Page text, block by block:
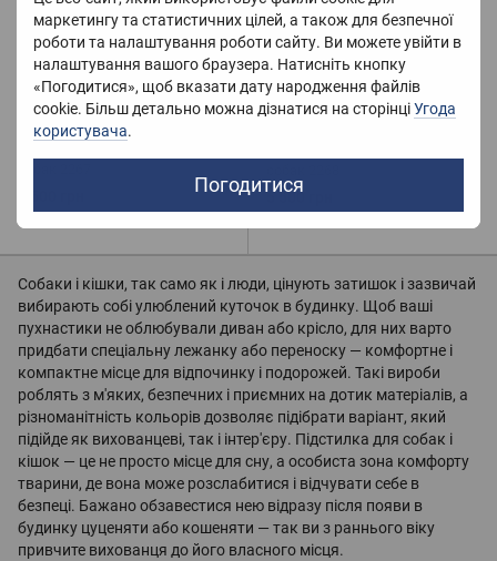
маркетингу та статистичних цілей, а також для безпечної
роботи та налаштування роботи сайту. Ви можете увійти в
налаштування вашого браузера. Натисніть кнопку
«Погодитися», щоб вказати дату народження файлів
cookie. Більш детально можна дізнатися на сторінціУгода
користувача.
Погодитися
Немає в наявності
5 500 грн
Собаки і кішки, так само як і люди, цінують затишок і зазвичай
вибирають собі улюблений куточок в будинку. Щоб ваші
пухнастики не облюбували диван або крісло, для них варто
придбати спеціальну лежанку або переноску — комфортне і
компактне місце для відпочинку і подорожей. Такі вироби
роблять з м'яких, безпечних і приємних на дотик матеріалів, а
різноманітність кольорів дозволяє підібрати варіант, який
підійде як вихованцеві, так і інтер'єру. Підстилка для собак і
кішок — це не просто місце для сну, а особиста зона комфорту
тварини, де вона може розслабитися і відчувати себе в
безпеці. Бажано обзавестися нею відразу після появи в
будинку цуценяти або кошеняти — так ви з раннього віку
привчите вихованця до його власного місця.